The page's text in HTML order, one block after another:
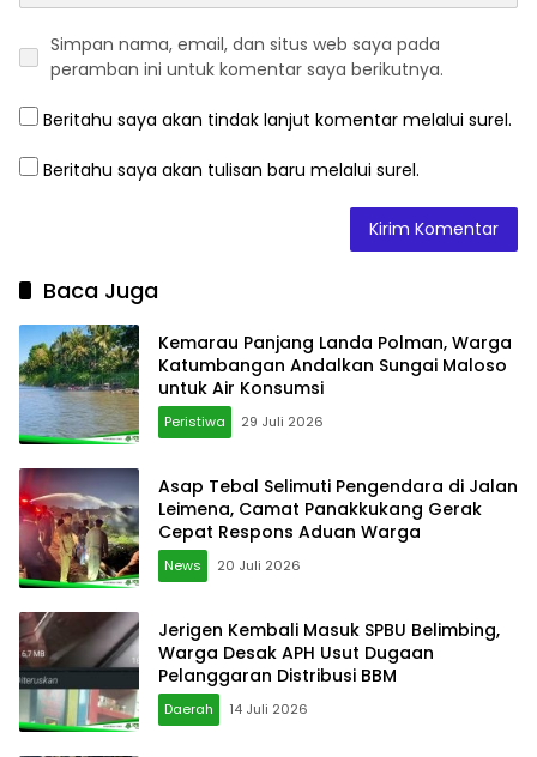
Simpan nama, email, dan situs web saya pada
peramban ini untuk komentar saya berikutnya.
Beritahu saya akan tindak lanjut komentar melalui surel.
Beritahu saya akan tulisan baru melalui surel.
Baca Juga
Kemarau Panjang Landa Polman, Warga
Katumbangan Andalkan Sungai Maloso
untuk Air Konsumsi
Peristiwa 29 Juli 2026
Asap Tebal Selimuti Pengendara di Jalan
Leimena, Camat Panakkukang Gerak
Cepat Respons Aduan Warga
News 20 Juli 2026
Jerigen Kembali Masuk SPBU Belimbing,
Warga Desak APH Usut Dugaan
Pelanggaran Distribusi BBM
Daerah 14 Juli 2026